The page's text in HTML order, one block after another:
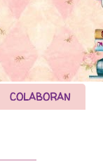
COLABORAN